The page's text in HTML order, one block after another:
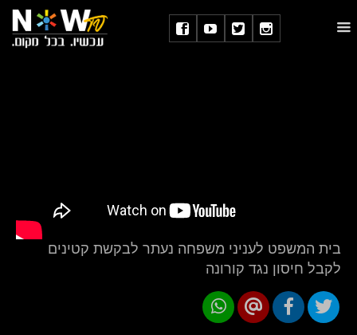
בית המשפט לעניני משפחה נעתר לבקשת קטינים
לקבל חיסון נגד קורונה